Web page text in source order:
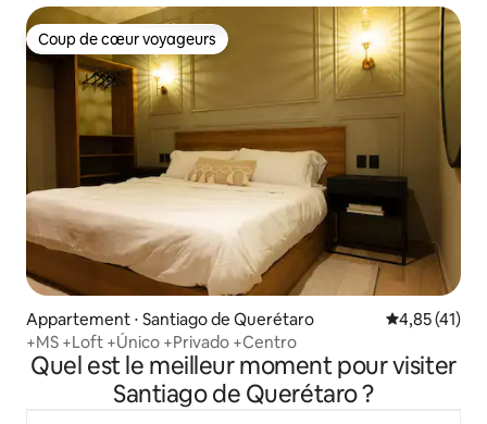
Coup de cœur voyageurs
Coup de cœur voyageurs
Appartement ⋅ Santiago de Querétaro Évaluation
4,85 (41)
+MS +Loft +Único +Privado +Centro
Quel est le meilleur moment pour visiter
Santiago de Querétaro ?